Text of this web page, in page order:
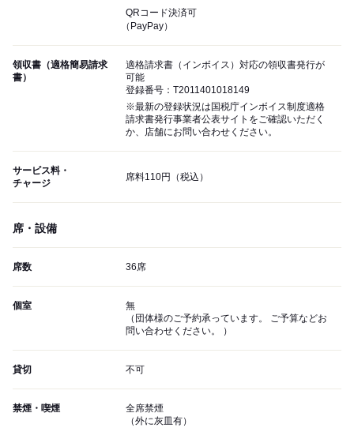
QRコード決済可
（PayPay）
領収書（適格簡易請求
書）
適格請求書（インボイス）対応の領収書発行が
可能
登録番号：T2011401018149
※最新の登録状況は国税庁インボイス制度適格
請求書発行事業者公表サイトをご確認いただく
か、店舗にお問い合わせください。
サービス料・
チャージ
席料110円（税込）
席・設備
席数 36席
個室
無
（団体様のご予約承っています。 ご予算などお
問い合わせください。 ）
貸切 不可
禁煙・喫煙
全席禁煙
（外に灰皿有）